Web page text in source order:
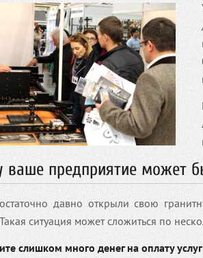
ваше предприятие может
давно открыли свою
ситуация может сложиться по
слишком много денег на оплату